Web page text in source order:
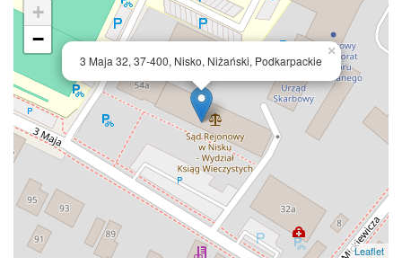
3 Maja 32, 37-400, Nisko, Niżański, Podkarpackie
×
+
−
Leaflet